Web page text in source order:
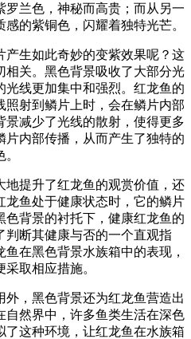
兰色，神秘而高贵；而从另一
的紫铜色，闪耀着独特光芒。
产生如此奇妙的变紫效果呢？这
相关。黑色背景吸收了大部分光
线更加集中和强烈。红龙鱼的
射到鳞片上时，会在鳞片内部
景减少了光线的散射，使得更多
片内部传播，从而产生了独特的
地提升了红龙鱼的观赏价值，还
龙鱼处于健康状态时，它的鳞片
背景的衬托下，健康红龙鱼的
判断其健康与否的一个直观指
在黑色背景水族箱中的表现，
取相应措施。
外，黑色背景还为红龙鱼营造出
自然界中，许多鱼类生活在深色
了这种环境，让红龙鱼在水族箱